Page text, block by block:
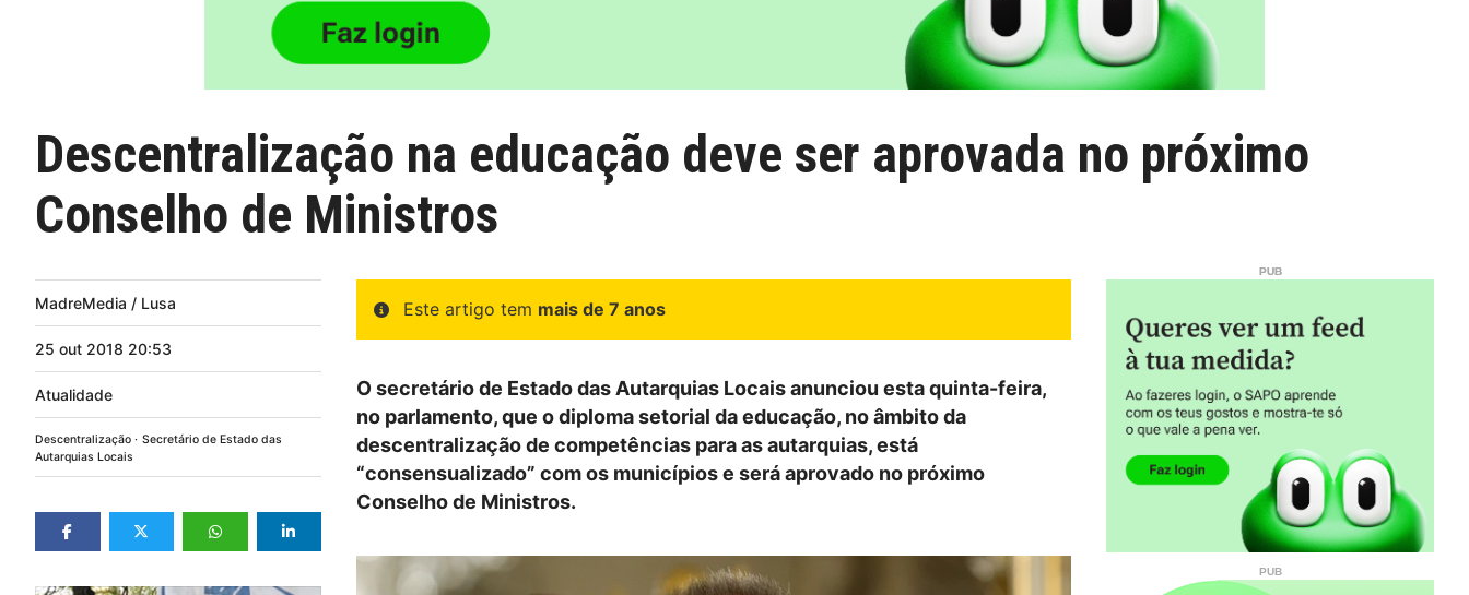
Descentralização na educação deve ser aprovada no próximo
Conselho de Ministros
MadreMedia / Lusa
25 out 2018 20:53
Atualidade
Descentralização
Secretário de Estado das
Autarquias Locais
Este artigo tem mais de 7 anos
O secretário de Estado das Autarquias Locais anunciou esta quinta-feira,
no parlamento, que o diploma setorial da educação, no âmbito da
descentralização de competências para as autarquias, está
“consensualizado” com os municípios e será aprovado no próximo
Conselho de Ministros.